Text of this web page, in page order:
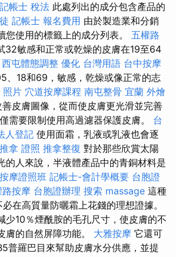
記帳士 稅法 此處列出的成分包含產品的
記帳士 報名費用 由於製造業和分銷
您使用的標籤上的成分列表。 五權路
32敏感和正常或乾燥的皮膚在19至64
西屯體態調整 優化 台灣用語 台中按摩
、18和69，敏感，乾燥或像正常的志
照片 穴道按摩課程 南屯整骨 宜蘭 外燴
皮膚圖像，從而使皮膚更光滑並完善
需要限制使用高過濾器保護皮膚。 台
人登記 使用面霜，乳液或乳液也會逐
推拿 證照 推拿整復 對於那些欣賞太陽
的人來說，半液體產品中的青銅材料是
按摩證照班 記帳士-會計學概要 台胞證
路按摩 台胞證辦理 搜索 massage 這種
在高質量防曬霜上花錢的理想證據。
少10％煙酰胺的毛孔尺寸，使皮膚的不
膚的自然屏障功能。 大雅按摩 它還可
普羅巴目來幫助皮膚水分供應，並提